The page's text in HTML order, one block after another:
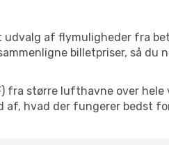
af flymuligheder fra
billetpriser, så du
større lufthavne over hele
af, hvad der fungerer bedst